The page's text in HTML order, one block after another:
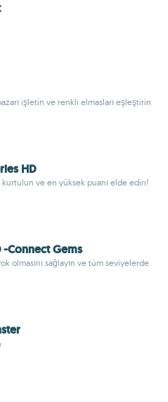
işletin ve renkli elmasları eşleştirin
HD
ve en yüksek puanı elde edin!
-Connect Gems
olmasını sağlayın ve tüm seviyelerde